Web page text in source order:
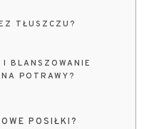
TŁUSZCZU?
BLANSZOWANIE
POTRAWY?
POSIŁKI?